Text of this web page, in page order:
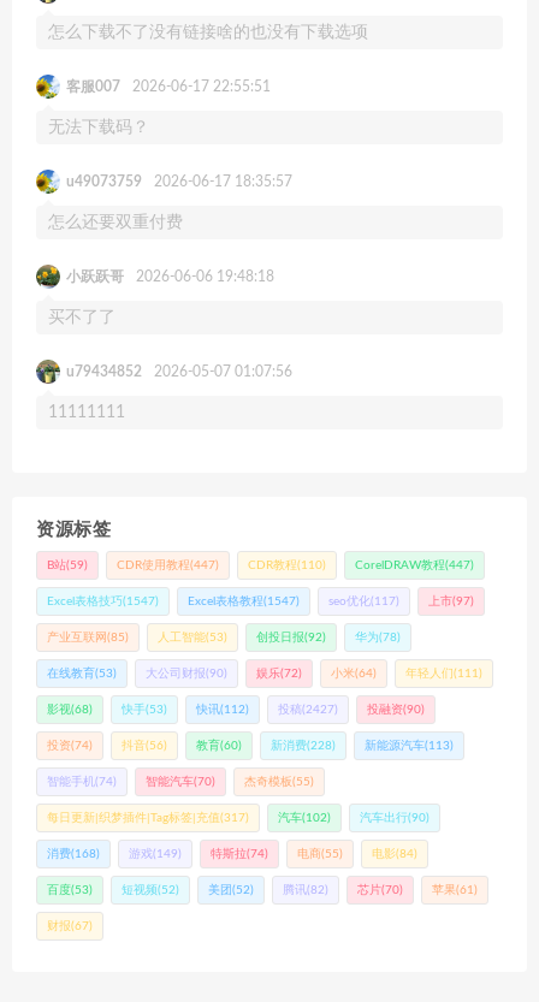
怎么下载不了没有链接啥的也没有下载选项
客服007 2026-06-17 22:55:51
无法下载码？
u49073759 2026-06-17 18:35:57
怎么还要双重付费
小跃跃哥 2026-06-06 19:48:18
买不了了
u79434852 2026-05-07 01:07:56
11111111
资源标签
B站(59) CDR使用教程(447) CDR教程(110) CorelDRAW教程(447)
Excel表格技巧(1547) Excel表格教程(1547) seo优化(117) 上市(97)
产业互联网 (85) 人工智能(53) 创投日报(92) 华为(78)
在线教育(53) 大公司财报(90) 娱乐(72) 小米(64) 年轻人们 (111)
影视(68) 快手(53) 快讯(112) 投稿 (2427) 投融资(90)
投资(74) 抖音(56) 教育(60) 新消费(228) 新能源汽车(113)
智能手机 (74) 智能汽车(70) 杰奇模板(55)
每日更新|织梦插件|Tag标签|充值(317) 汽车(102) 汽车出行(90)
消费(168) 游戏(149) 特斯拉(74) 电商(55) 电影(84)
百度(53) 短视频(52) 美团 (52) 腾讯(82) 芯片(70) 苹果(61)
财报(67)